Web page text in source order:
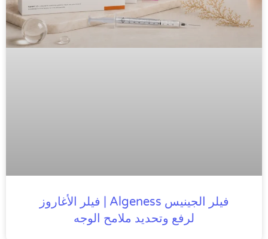
فيلر الجينيس Algeness | فيلر الأغاروز
لرفع وتحديد ملامح الوجه